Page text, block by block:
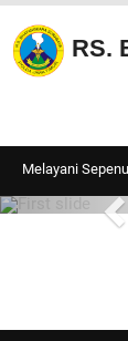
RS.
Melayani